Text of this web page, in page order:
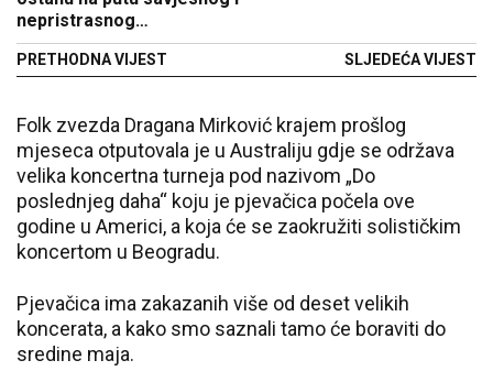
nepristrasnog
izvještavanja
PRETHODNA VIJEST SLJEDEĆA VIJEST
Folk zvezda Dragana Mirković krajem prošlog
mjeseca otputovala je u Australiju gdje se održava
velika koncertna turneja pod nazivom „Do
poslednjeg daha“ koju je pjevačica počela ove
godine u Americi, a koja će se zaokružiti solističkim
koncertom u Beogradu.
Pjevačica ima zakazanih više od deset velikih
koncerata, a kako smo saznali tamo će boraviti do
sredine maja.